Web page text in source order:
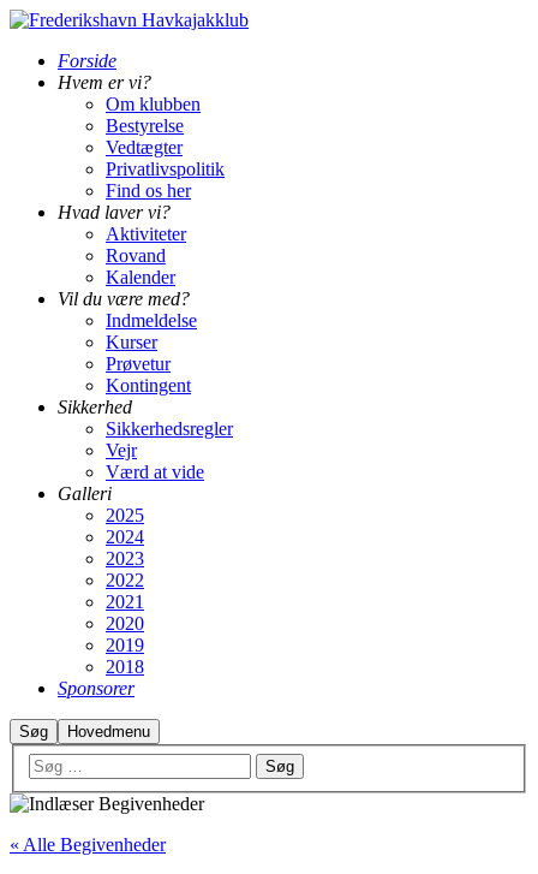
Forside
Hvem er vi?
Om klubben
Bestyrelse
Vedtægter
Privatlivspolitik
Find os her
Hvad laver vi?
Aktiviteter
Rovand
Kalender
Vil du være med?
Indmeldelse
Kurser
Prøvetur
Kontingent
Sikkerhed
Sikkerhedsregler
Vejr
Værd at vide
Galleri
2025
2024
2023
2022
2021
2020
2019
2018
Sponsorer
Søg Hovedmenu
« Alle Begivenheder